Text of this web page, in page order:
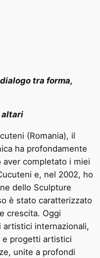
tra forma,
altari
(Romania), il
ha profondamente
completato i miei
e, nel 2002, ho
dello Sculpture
è stato caratterizzato
crescita. Oggi
artistici internazionali,
e progetti artistici
unite a profondi